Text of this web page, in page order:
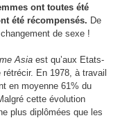
ont toutes été
été récompensés. De
de sexe !
Asia est qu’aux Etats-
En 1978, à travail
en moyenne 61% du
cette évolution
plus diplômées que les